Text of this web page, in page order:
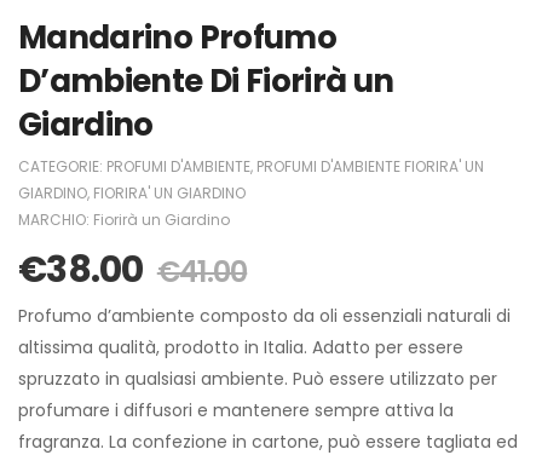
Mandarino Profumo
D’ambiente Di Fiorirà un
Giardino
CATEGORIE: PROFUMI D'AMBIENTE, PROFUMI D'AMBIENTE FIORIRA' UN
GIARDINO, FIORIRA' UN GIARDINO
MARCHIO: Fiorirà un Giardino
€38.00 €41.00
Profumo d’ambiente composto da oli essenziali naturali di
altissima qualità, prodotto in Italia. Adatto per essere
spruzzato in qualsiasi ambiente. Può essere utilizzato per
profumare i diffusori e mantenere sempre attiva la
fragranza. La confezione in cartone, può essere tagliata ed